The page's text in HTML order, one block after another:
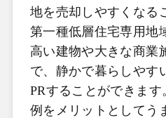
地を売却しやすくなる
第一種低層住宅専用地
高い建物や大きな商業
で、静かで暮らしやす
PRすることができま
例をメリットとしてう